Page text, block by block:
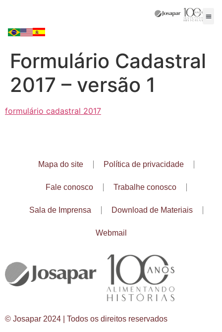
Formulário Cadastral
2017 – versão 1
formulário cadastral 2017
Mapa do site Política de privacidade
Fale conosco Trabalhe conosco
Sala de Imprensa Download de Materiais
Webmail
© Josapar 2024 | Todos os direitos reservados